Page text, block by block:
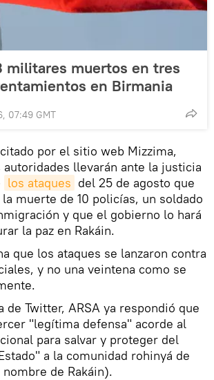
militares muertos en tres
en Birmania
07:49 GMT
por el sitio web Mizzima,
llevarán ante la justicia
los ataques del 25 de agosto que
muerte de 10 policías, un soldado
y que el gobierno lo hará
la paz en Rakáin.
que los ataques se lanzaron contra
y no una veintena como se
de Twitter, ARSA ya respondió que
"legítima defensa" acorde al
para salvar y proteger del
a la comunidad rohinyá de
de Rakáin).